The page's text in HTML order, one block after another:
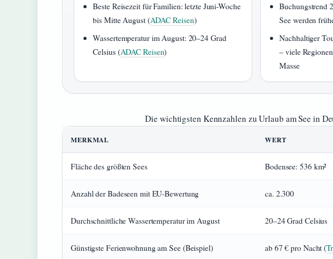
Beste Reisezeit für Familien: letzte Juni-Woche
bis Mitte August (ADAC Reisen)
Wassertemperatur im August: 20–24 Grad
Celsius (ADAC Reisen)
Buchungstrend
See werden
Nachhaltiger
– viele
Masse
Die wichtigsten Kennzahlen zu Urlaub am See in
MERKMAL WERT
Fläche des größten Sees Bodensee: 536 km²
Anzahl der Badeseen mit EU-Bewertung ca. 2.300
Durchschnittliche Wassertemperatur im August 20–24 Grad Celsius
Günstigste Ferienwohnung am See (Beispiel) ab 67 € pro Nacht (